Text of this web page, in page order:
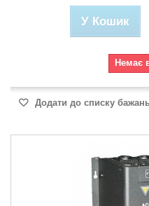
У Кошик
Немає
Додати до списку